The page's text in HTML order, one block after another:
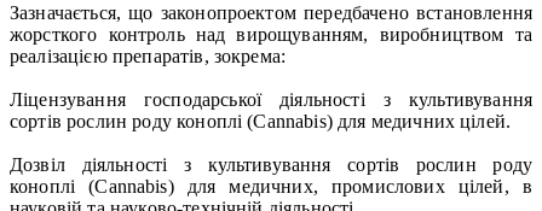
Зазначається, що законопроектом передбачено встановлення
жорсткого контроль над вирощуванням, виробництвом та
реалізацією препаратів, зокрема:
Ліцензування господарської діяльності з культивування
сортів рослин роду коноплі (Cannabis) для медичних цілей.
Дозвіл діяльності з культивування сортів рослин роду
коноплі (Cannabis) для медичних, промислових цілей, в